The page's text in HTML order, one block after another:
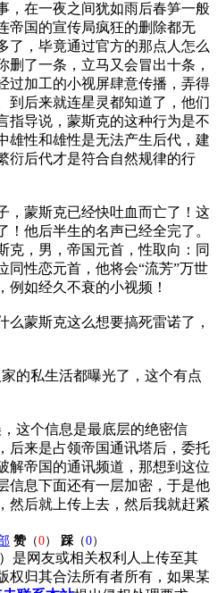
，在一夜之间犹如雨后春笋一般
帝国的宣传局疯狂的删除都无
了，毕竟通过官方的那点人怎么
删了一条，立马又会冒出十条，
过加工的小视屏肆意传播，弄得
到后来就连星灵都知道了，他们
指导说，蒙斯克的这种行为是不
雄性和雄性是无法产生后代，建
衍后代才是符合自然规律的行
斯克已经快吐血而亡了！这
他后半生的名声已经全完了。
克，男，帝国元首，性取向：同
同性恋元首，他将会“流芳”万世
例如经久不衰的小视频！
斯克这么想要搞死雷诺了，
生活都曝光了，这个有点
信息是最底层的绝密信
后来是占领帝国通讯塔后，委托
解帝国的通讯频道，那想到这位
信息下面还有一层加密，于是他
然后就上传上去，然后我就赶紧
赞 （0） 踩（0）
）是网友或相关权利人上传至其
权归其合法所有者所有，如果某